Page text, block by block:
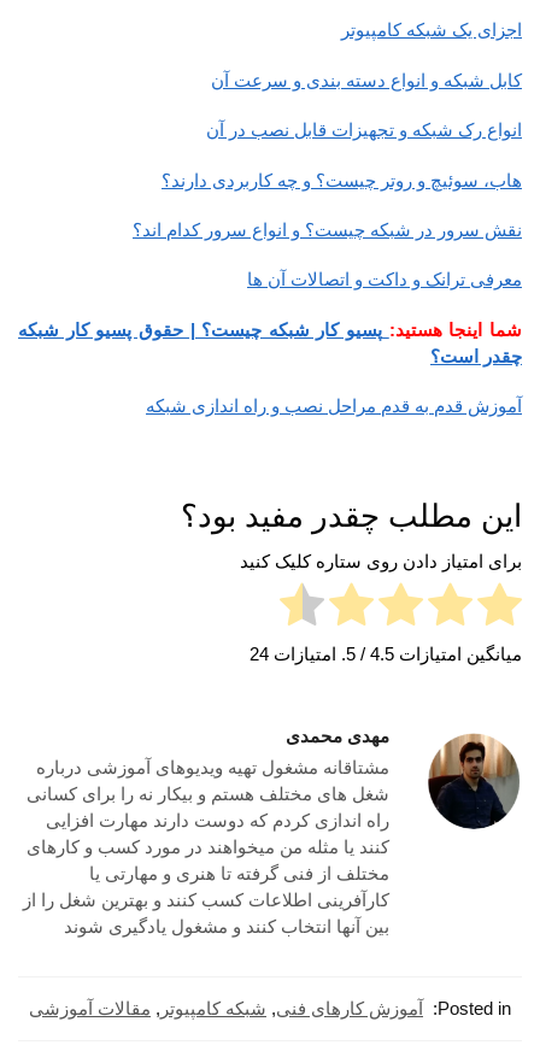
اجزای یک شبکه کامپیوتر
کابل شبکه و انواع دسته بندی و سرعت آن
انواع رک شبکه و تجهیزات قابل نصب در آن
هاب، سوئیچ و روتر چیست؟ و چه کاربردی دارند؟
نقش سرور در شبکه چیست؟ و انواع سرور کدام اند؟
معرفی ترانک و داکت و اتصالات آن ها
شما اینجا هستید: پسیو کار شبکه چیست؟ | حقوق پسیو کار شبکه
چقدر است؟
آموزش قدم به قدم مراحل نصب و راه اندازی شبکه
این مطلب چقدر مفید بود؟
برای امتیاز دادن روی ستاره کلیک کنید
میانگین امتیازات 4.5 / 5. امتیازات 24
مهدی محمدی
مشتاقانه مشغول تهیه ویدیوهای آموزشی درباره
شغل های مختلف هستم و بیکار نه را برای کسانی
راه اندازی کردم که دوست دارند مهارت افزایی
کنند یا مثله من میخواهند در مورد کسب و کارهای
مختلف از فنی گرفته تا هنری و مهارتی یا
کارآفرینی اطلاعات کسب کنند و بهترین شغل را از
بین آنها انتخاب کنند و مشغول یادگیری شوند
Posted in: آموزش کارهای فنی, شبکه کامپیوتر , مقالات آموزشی